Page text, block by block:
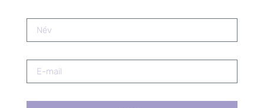
A hírlevélről bármikor
linkre kattintva.